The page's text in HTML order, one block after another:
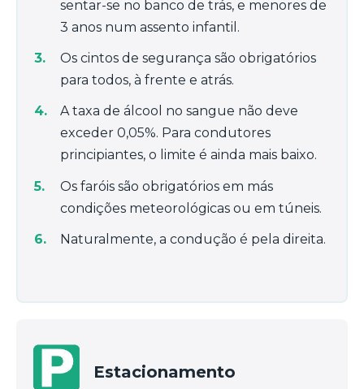
sentar-se no banco de trás, e menores de
3 anos num assento infantil.
Os cintos de segurança são obrigatórios
para todos, à frente e atrás.
A taxa de álcool no sangue não deve
exceder 0,05%. Para condutores
principiantes, o limite é ainda mais baixo.
Os faróis são obrigatórios em más
condições meteorológicas ou em túneis.
Naturalmente, a condução é pela direita.
Estacionamento